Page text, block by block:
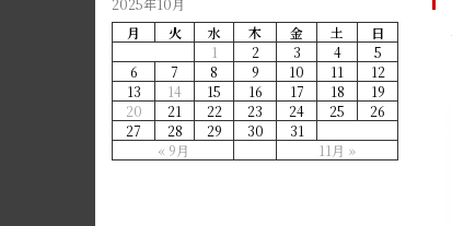
月
火 水 木 金 土 日
« 9月 11月 »
1 2 3 4
5
6
7 8 9 10 11
12
13
14 15 16 17 18
19
20
21 22 23 24 25
26
27
28 29 30 31